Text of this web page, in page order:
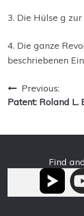
3. Die Hülse g
4. Die ganze
beschriebenen
Post
navigation
Previous:
Patent: Roland L.
Find